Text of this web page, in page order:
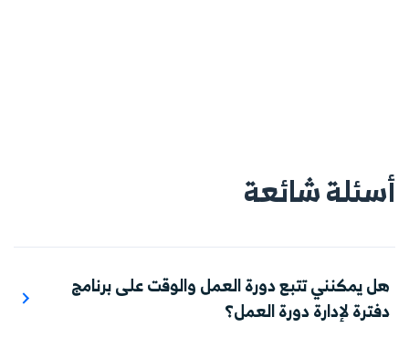
أسئلة شائعة
هل يمكنني تتبع دورة العمل والوقت على برنامج
دفترة لإدارة دورة العمل؟